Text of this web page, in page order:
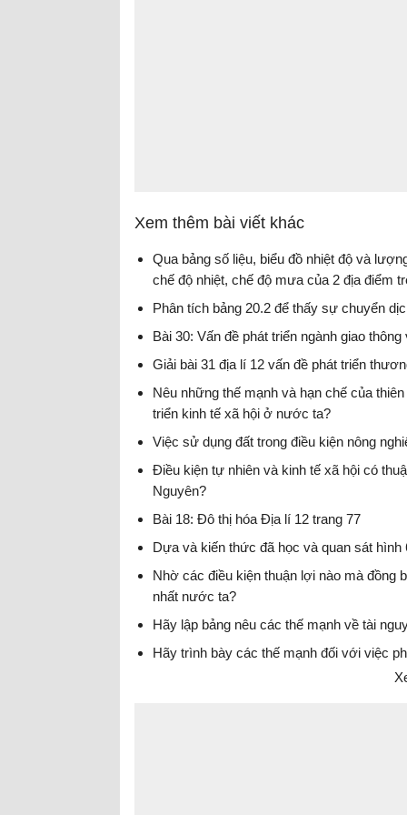
Xem thêm bài viết khác
Qua bảng số liệu, biểu đồ nhiệt độ và
chế độ nhiệt, chế độ mưa của 2 địa điểm
Phân tích bảng 20.2 để thấy sự chuyển
Bài 30: Vấn đề phát triển ngành giao
Giải bài 31 địa lí 12 vấn đề phát triển
Nêu những thế mạnh và hạn chế của
triển kinh tế xã hội ở nước ta?
Việc sử dụng đất trong điều kiện nông
Điều kiện tự nhiên và kinh tế xã hội có
Nguyên?
Bài 18: Đô thị hóa Địa lí 12 trang 77
Dựa và kiến thức đã học và quan sát hình
Nhờ các điều kiện thuận lợi nào mà đồng
nhất nước ta?
Hãy lập bảng nêu các thế mạnh về tài
Hãy trình bày các thế mạnh đối với việc